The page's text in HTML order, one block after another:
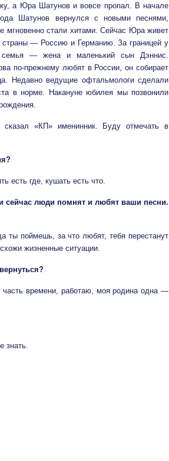
а Юра Шатунов и вовсе пропал. В начале
Шатунов вернулся с новыми песнями,
мгновенно стали хитами. Сейчас Юра живет
страны — Россию и Германию. За границей у
семья — жена и маленький сын Дэннис.
по-прежнему любят в России, он собирает
Недавно ведущие офтальмологи сделали
в норме. Накануне юбилея мы позвонили
«КП» именинник. Буду отмечать в
есть где, кушать есть что.
сейчас люди помнят и любят ваши песни.
ты поймешь, за что любят, тебя перестанут
жизненные ситуации.
времени, работаю, моя родина одна —
знать.